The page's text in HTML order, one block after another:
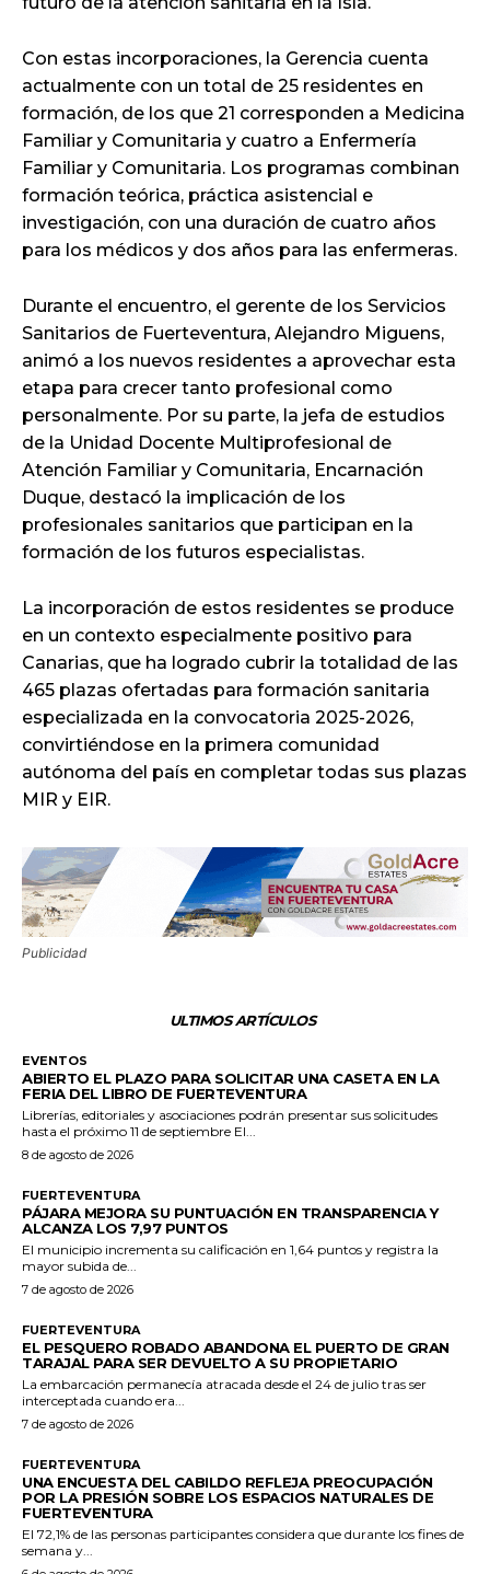
Con estas incorporaciones, la Gerencia cuenta
actualmente con un total de 25 residentes en
formación, de los que 21 corresponden a Medicina
Familiar y Comunitaria y cuatro a Enfermería
Familiar y Comunitaria. Los programas combinan
formación teórica, práctica asistencial e
investigación, con una duración de cuatro años
para los médicos y dos años para las enfermeras.
Durante el encuentro, el gerente de los Servicios
Sanitarios de Fuerteventura, Alejandro Miguens,
animó a los nuevos residentes a aprovechar esta
etapa para crecer tanto profesional como
personalmente. Por su parte, la jefa de estudios
de la Unidad Docente Multiprofesional de
Atención Familiar y Comunitaria, Encarnación
Duque, destacó la implicación de los
profesionales sanitarios que participan en la
formación de los futuros especialistas.
La incorporación de estos residentes se produce
en un contexto especialmente positivo para
Canarias, que ha logrado cubrir la totalidad de las
465 plazas ofertadas para formación sanitaria
especializada en la convocatoria 2025-2026,
convirtiéndose en la primera comunidad
autónoma del país en completar todas sus plazas
MIR y EIR.
Publicidad
ULTIMOS ARTÍCULOS
EVENTOS
ABIERTO EL PLAZO PARA SOLICITAR UNA CASETA EN LA
FERIA DEL LIBRO DE FUERTEVENTURA
Librerías, editoriales y asociaciones podrán presentar sus solicitudes
hasta el próximo 11 de septiembre El...
8 de agosto de 2026
FUERTEVENTURA
PÁJARA MEJORA SU PUNTUACIÓN EN TRANSPARENCIA Y
ALCANZA LOS 7,97 PUNTOS
El municipio incrementa su calificación en 1,64 puntos y registra la
mayor subida de...
7 de agosto de 2026
FUERTEVENTURA
EL PESQUERO ROBADO ABANDONA EL PUERTO DE GRAN
TARAJAL PARA SER DEVUELTO A SU PROPIETARIO
La embarcación permanecía atracada desde el 24 de julio tras ser
interceptada cuando era...
7 de agosto de 2026
FUERTEVENTURA
UNA ENCUESTA DEL CABILDO REFLEJA PREOCUPACIÓN
POR LA PRESIÓN SOBRE LOS ESPACIOS NATURALES DE
FUERTEVENTURA
El 72,1% de las personas participantes considera que durante los fines de
semana y...